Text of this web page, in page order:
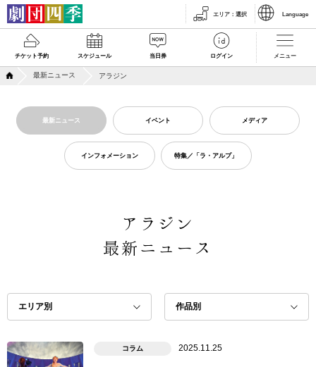
エリア ： 選択 Language
チケット予約 スケジュール 当日券 ログイン メニュー
最新ニュース アラジン
最新ニュース イベント メディア
インフォメーション 特集／「ラ・アルプ」
アラジン
最新ニュース
コラム 2025.11.25